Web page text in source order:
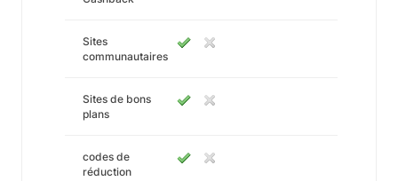
Sites
communautaires
Sites de bons
plans
codes de
réduction